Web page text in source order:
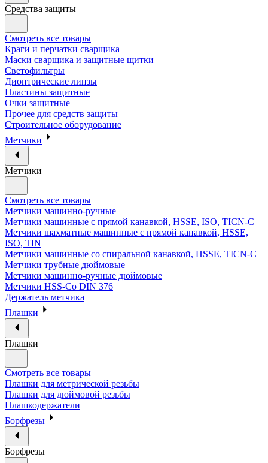
Средства защиты
Смотреть все товары
Краги и перчатки сварщика
Маски сварщика и защитные щитки
Светофильтры
Диоптрические линзы
Пластины защитные
Очки защитные
Прочее для средств защиты
Строительное оборудование
Метчики
Метчики
Смотреть все товары
Метчики машинно-ручные
Метчики машинные с прямой канавкой, HSSE, ISO, TICN-C
Метчики шахматные машинные с прямой канавкой, HSSE,
ISO, TIN
Метчики машинные со спиральной канавкой, HSSE, TICN-C
Метчики трубные дюймовые
Метчики машинно-ручные дюймовые
Метчики HSS-Co DIN 376
Держатель метчика
Плашки
Плашки
Смотреть все товары
Плашки для метрической резьбы
Плашки для дюймовой резьбы
Плашкодержатели
Борфрезы
Борфрезы